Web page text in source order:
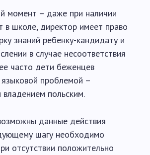
момент – даже при наличии
в школе, директор имеет право
знаний ребенку-кандидату и
в случае несоответствия
часто дети беженцев
языковой проблемой –
польским.
данные действия
шагу необходимо
отсутствии положительно